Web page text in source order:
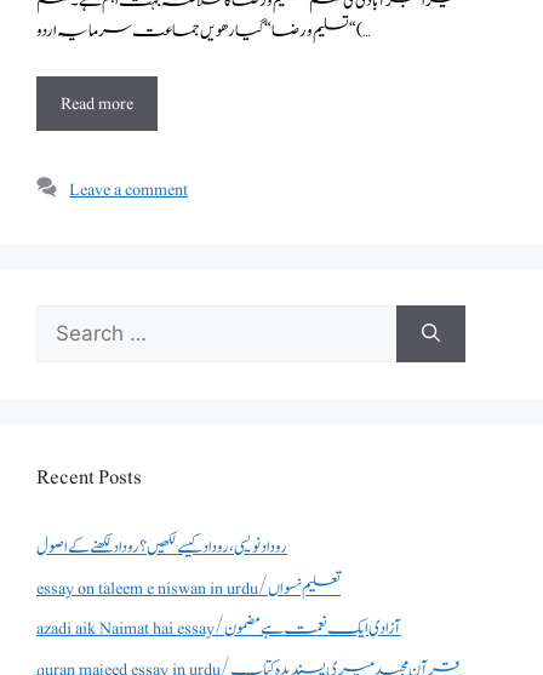
“تسلیم ورضا “ گیارھویں جماعت سرمایہ اردو ( …
Read more
Leave a comment
Search
for:
Recent Posts
روداد نویسی ،روداد کیسے لکھیں؟ روداد لکھنے کے اصول
essay on taleem e niswan in urdu/تعلیم نسواں
azadi aik Naimat hai essay/آزادی ایک نعمت ہے مضمون
quran majeed essay in urdu/قرآن مجید میری پسندیدہ کتاب